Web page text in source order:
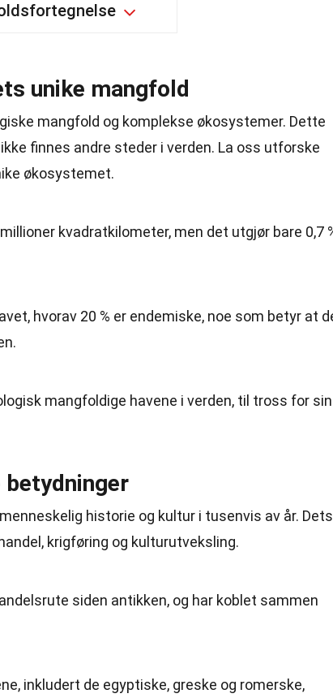
unike mangfold
mangfold og komplekse økosystemer. Dette
finnes andre steder i verden. La oss utforske
økosystemet.
kvadratkilometer, men det utgjør bare 0,7
hvorav 20 % er endemiske, noe som betyr at
mangfoldige havene i verden, til tross for sin
historie og kultur i tusenvis av år. Dets
krigføring og kulturutveksling.
siden antikken, og har koblet sammen
inkludert de egyptiske, greske og romerske,